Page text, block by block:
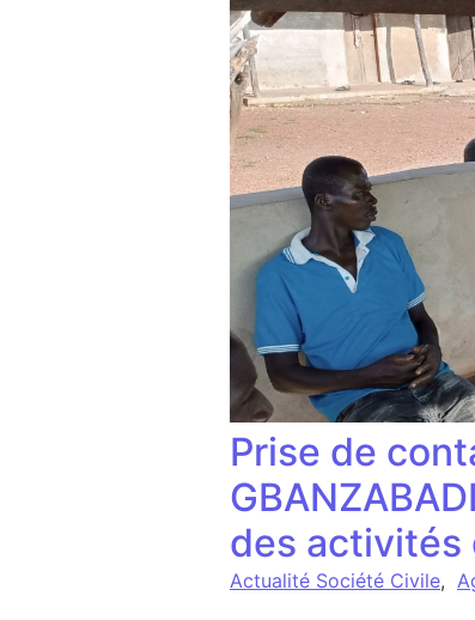
Prise de
des activités
Actualité Société Civile,